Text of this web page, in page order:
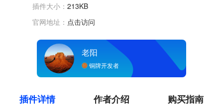
插件大小： 213KB
官网地址： 点击访问
老阳
铜牌开发者
插件详情 作者介绍 购买指南